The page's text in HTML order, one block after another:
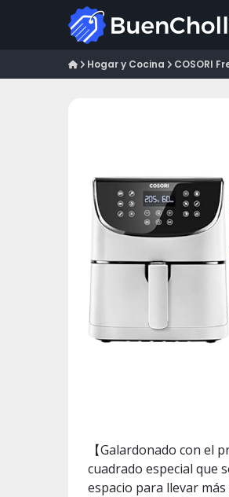
Hogar y Cocina COSORI
【Galardonado con el
cuadrado especial que
espacio para llevar